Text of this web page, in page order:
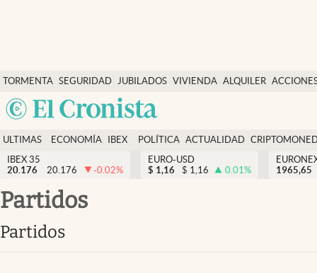
TORMENTA SEGURIDAD
SOCIAL
JUBILADOS VIVIENDA ALQUILER
USA
Economía y finanzas
Política
Actualidad
Criptomonedas
España
ULTIMAS
NOTICIAS
ECONOMÍA
FINANZAS
IBEX
EURO
POLÍTICA ACTUALIDAD
IBEX 35
20.176
20.176 -0.02%
EURO-USD
$ 1,16 $ 1,16 0.01%
1965,65
partidos
partidos